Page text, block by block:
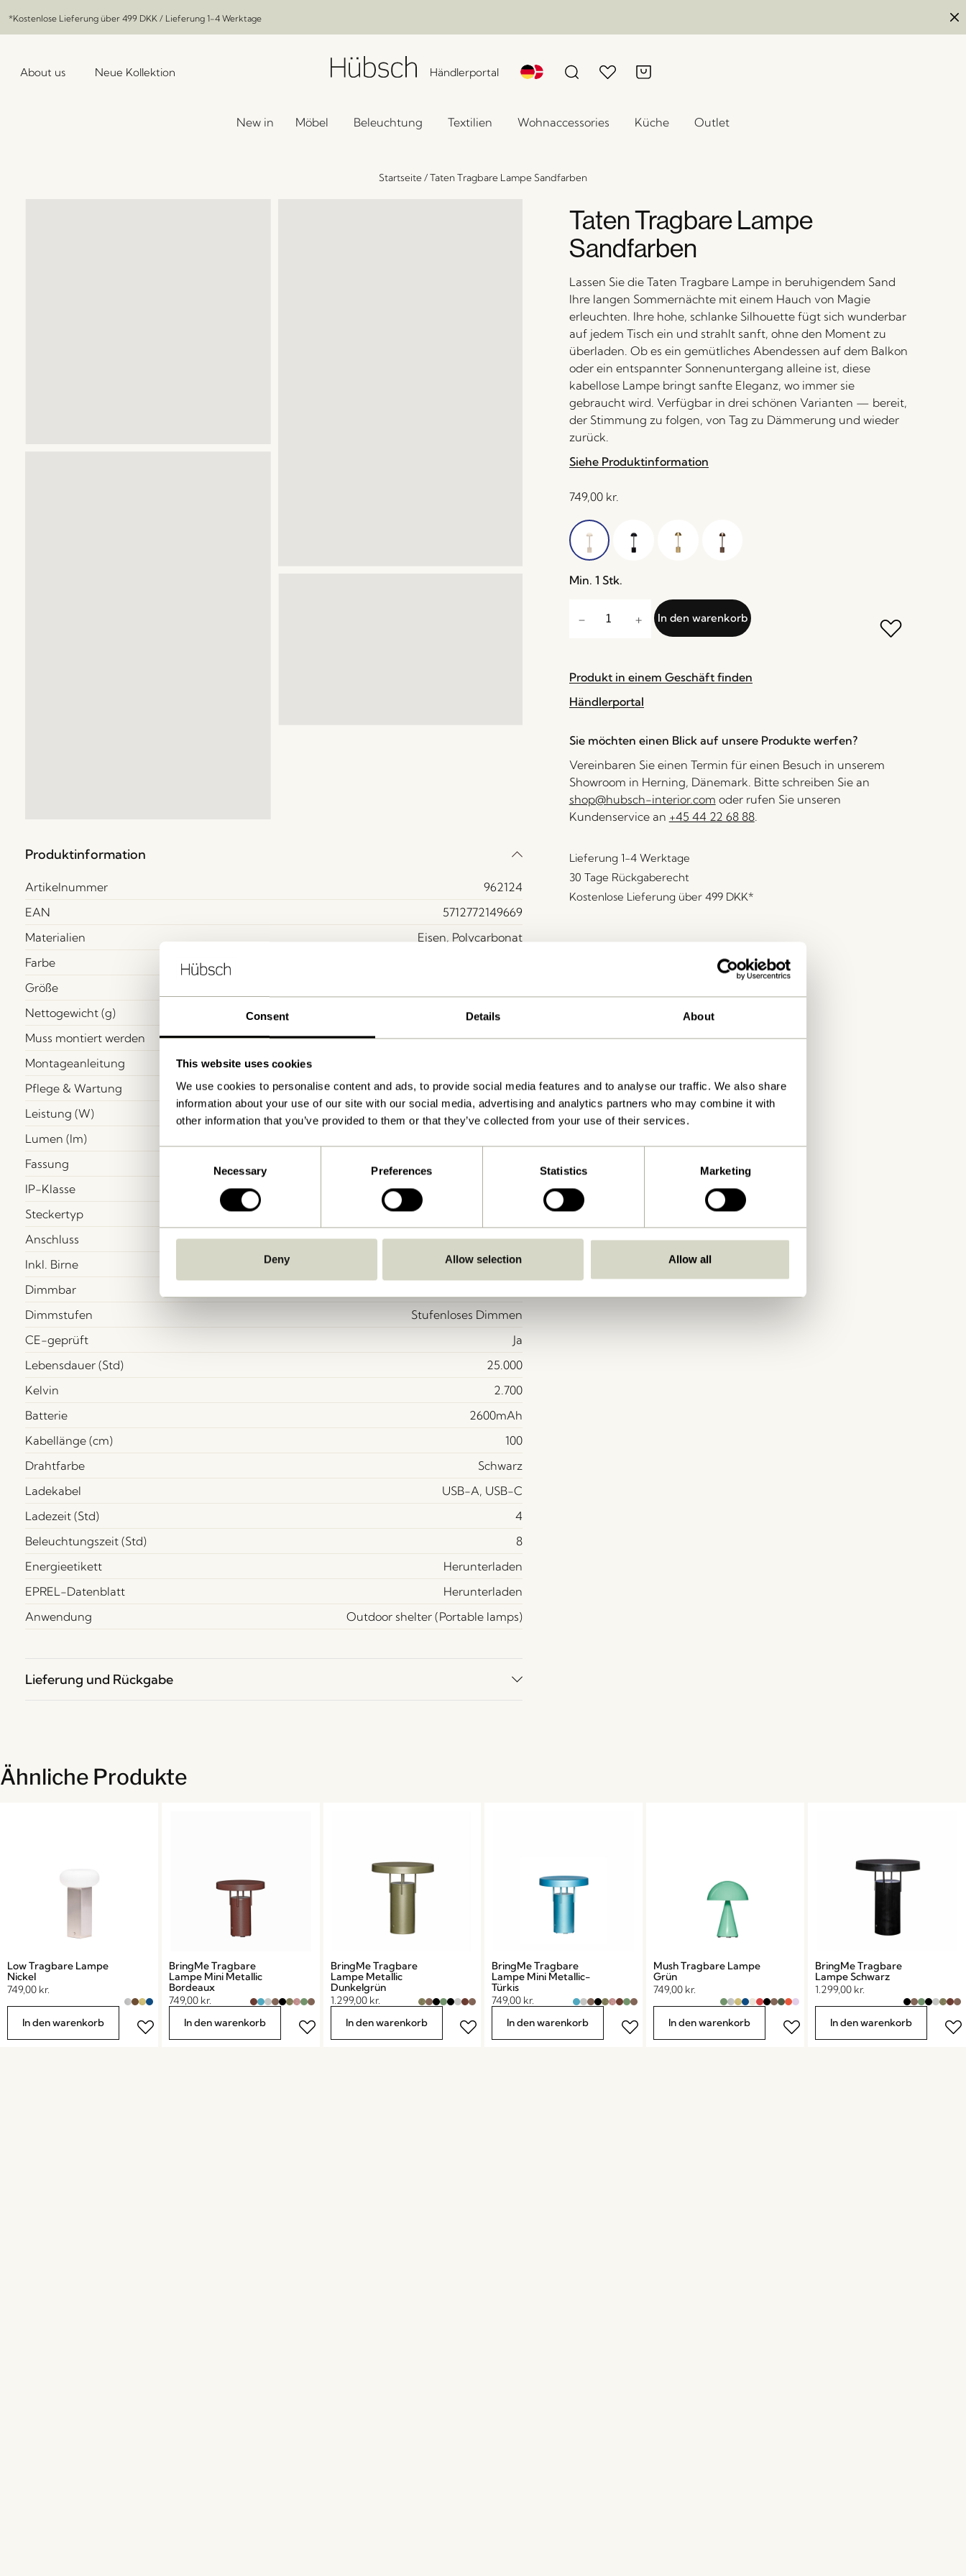
Consent Details About
This website uses cookies
We use cookies to personalise content and ads, to provide social media features and to analyse our traffic. We also share
information about your use of our site with our social media, advertising and analytics partners who may combine it with
other information that you’ve provided to them or that they’ve collected from your use of their services.
Necessary Preferences Statistics Marketing
Deny Allow selection Allow all
*Kostenlose Lieferung über 499 DKK / Lieferung 1-4 Werktage
About us Neue Kollektion Händlerportal
New in Möbel Beleuchtung Textilien Wohnaccessories Küche Outlet
Startseite/Taten Tragbare Lampe Sandfarben
Produktinformation
Artikelnummer
962124
EAN
5712772149669
Materialien
Eisen, Polycarbonat
Farbe
Größe
Nettogewicht (g)
Muss montiert werden
Ja
Montageanleitung
Pflege & Wartung
Anleitung ansehen
Leistung (W)
Lumen (lm)
Fassung
Nicht-austauschbare LED
IP-Klasse
Steckertyp
Anschluss
Wiederaufladbar
Inkl. Birne
Ja
Dimmbar
Dimmstufen
Stufenloses Dimmen
CE-geprüft
Ja
Lebensdauer (Std)
25.000
Kelvin
2.700
Batterie
2600mAh
Kabellänge (cm)
100
Drahtfarbe
Schwarz
Ladekabel
USB-A, USB-C
Ladezeit (Std)
4
Beleuchtungszeit (Std)
8
Energieetikett
Herunterladen
EPREL-Datenblatt
Herunterladen
Anwendung
Outdoor shelter (Portable lamps)
Lieferung und Rückgabe
Taten Tragbare Lampe
Sandfarben
Lassen Sie die Taten Tragbare Lampe in beruhigendem Sand
Ihre langen Sommernächte mit einem Hauch von Magie
erleuchten. Ihre hohe, schlanke Silhouette fügt sich wunderbar
auf jedem Tisch ein und strahlt sanft, ohne den Moment zu
überladen. Ob es ein gemütliches Abendessen auf dem Balkon
oder ein entspannter Sonnenuntergang alleine ist, diese
kabellose Lampe bringt sanfte Eleganz, wo immer sie
gebraucht wird. Verfügbar in drei schönen Varianten — bereit,
der Stimmung zu folgen, von Tag zu Dämmerung und wieder
zurück.
Siehe Produktinformation
749,00 kr.
Min. 1 Stk.
In den warenkorb
Produkt in einem Geschäft finden
Händlerportal
Sie möchten einen Blick auf unsere Produkte werfen?
Vereinbaren Sie einen Termin für einen Besuch in unserem
Showroom in Herning, Dänemark. Bitte schreiben Sie an
shop@hubsch-interior.com oder rufen Sie unseren
Kundenservice an +45 44 22 68 88.
Lieferung 1-4 Werktage
30 Tage Rückgaberecht
Kostenlose Lieferung über 499 DKK*
Ähnliche Produkte
Low Tragbare Lampe
Nickel
749,00 kr.
In den warenkorb
BringMe Tragbare
Lampe Mini Metallic
Bordeaux
749,00 kr.
In den warenkorb
BringMe Tragbare
Lampe Metallic
Dunkelgrün
1.299,00 kr.
In den warenkorb
BringMe Tragbare
Lampe Mini Metallic-
Türkis
749,00 kr.
In den warenkorb
Mush Tragbare Lampe
Grün
749,00 kr.
In den warenkorb
BringMe Tragbare
Lampe Schwarz
1.299,00 kr.
In den warenkorb